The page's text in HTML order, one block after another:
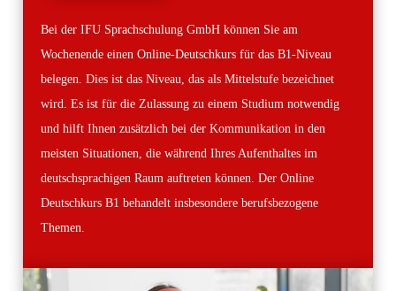
Bei der IFU Sprachschulung GmbH können Sie am
Wochenende einen Online-Deutschkurs für das B1-Niveau
belegen. Dies ist das Niveau, das als Mittelstufe bezeichnet
wird. Es ist für die Zulassung zu einem Studium notwendig
und hilft Ihnen zusätzlich bei der Kommunikation in den
meisten Situationen, die während Ihres Aufenthaltes im
deutschsprachigen Raum auftreten können. Der Online
Deutschkurs B1 behandelt insbesondere berufsbezogene
Themen.